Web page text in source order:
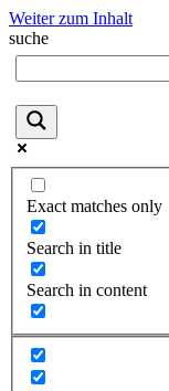
Weiter zum Inhalt
suche
Exact matches only
Search in title
Search in content